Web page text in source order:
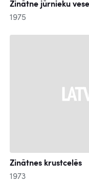
Zinātne jūrnieku
1975
Zinātnes krustcelēs
1973